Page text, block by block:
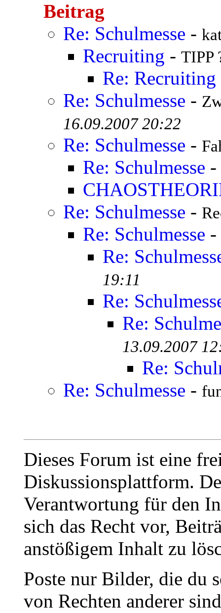
Beitrag
Re: Schulmesse -
Recruiting - TIPP
Re: Recruiting
Re: Schulmesse -
16.09.2007 20:22
Re: Schulmesse -
Re: Schulmesse -
Re: Schulmesse -
Re: Schulmesse -
Re:
19:11
Re:
Re:
13.09.2007
Re:
Re: Schulmesse -
Dieses Forum ist eine
Diskussionsplattform.
Verantwortung für den
sich das Recht vor,
anstößigem Inhalt zu
Poste nur Bilder, die du
von Rechten anderer